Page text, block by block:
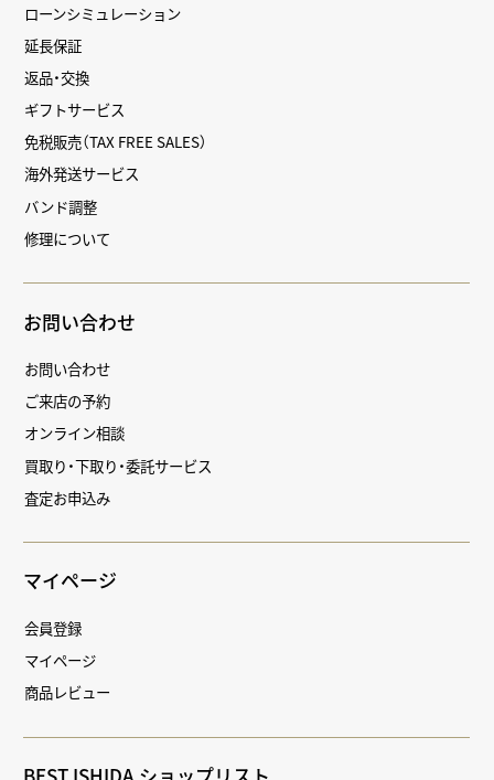
ローンシミュレーション
延長保証
返品・交換
ギフトサービス
免税販売（TAX FREE SALES）
海外発送サービス
バンド調整
修理について
お問い合わせ
お問い合わせ
ご来店の予約
オンライン相談
買取り・下取り・委託サービス
査定お申込み
マイページ
会員登録
マイページ
商品レビュー